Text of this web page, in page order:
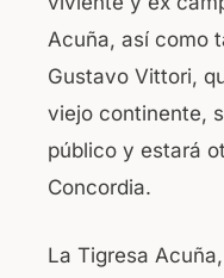
Acuña, así como
Gustavo Vittori,
viejo continente,
público y estará
Concordia.
La Tigresa